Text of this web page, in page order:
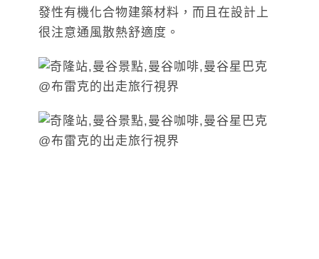
發性有機化合物建築材料，而且在設計上
很注意通風散熱舒適度。